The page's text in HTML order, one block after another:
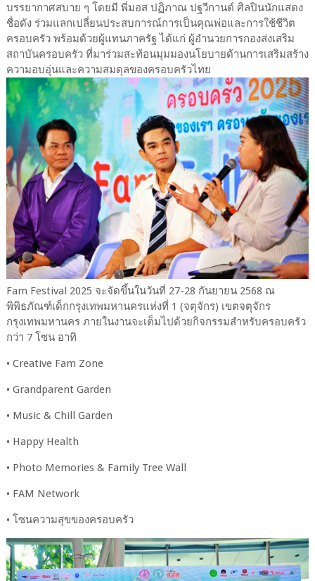
บรรยากาศสบาย ๆ โดยมี พี่มอส ปฏิภาณ ปฐวีกานต์ ศิลปินนักแสดง
ชื่อดัง ร่วมแลกเปลี่ยนประสบการณ์การเป็นคุณพ่อและการใช้ชีวิต
ครอบครัว พร้อมด้วยผู้แทนภาครัฐ ได้แก่ ผู้อำนวยการกองส่งเสริม
สถาบันครอบครัว ที่มาร่วมสะท้อนมุมมองนโยบายด้านการเสริมสร้าง
ความอบอุ่นและความสมดุลของครอบครัวไทย
Fam Festival 2025 จะจัดขึ้นในวันที่ 27-28 กันยายน 2568 ณ
พิพิธภัณฑ์เด็กกรุงเทพมหานครแห่งที่ 1 (จตุจักร) เขตจตุจักร
กรุงเทพมหานคร ภายในงานจะเต็มไปด้วยกิจกรรมสำหรับครอบครัว
กว่า 7 โซน อาทิ
• Creative Fam Zone
• Grandparent Garden
• Music & Chill Garden
• Happy Health
• Photo Memories & Family Tree Wall
• FAM Network
• โซนความสุขของครอบครัว